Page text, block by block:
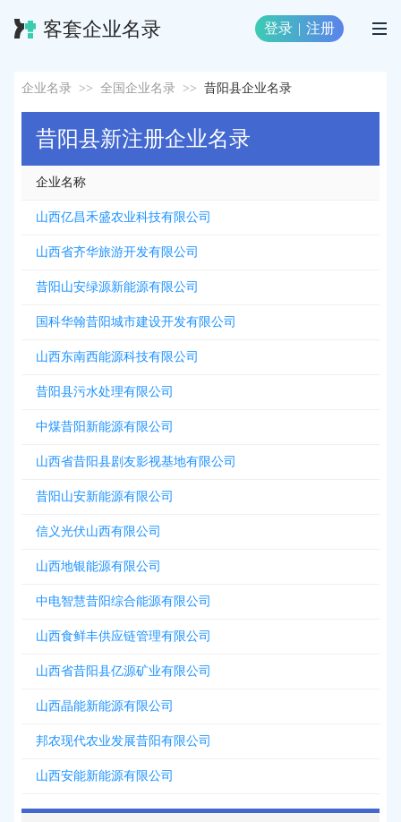
客套企业名录 登录 | 注册
企业名录 >> 全国企业名录 >> 昔阳县企业名录
昔阳县新注册企业名录
企业名称
山西亿昌禾盛农业科技有限公司
山西省齐华旅游开发有限公司
昔阳山安绿源新能源有限公司
国科华翰昔阳城市建设开发有限公司
山西东南西能源科技有限公司
昔阳县污水处理有限公司
中煤昔阳新能源有限公司
山西省昔阳县剧友影视基地有限公司
昔阳山安新能源有限公司
信义光伏山西有限公司
山西地银能源有限公司
中电智慧昔阳综合能源有限公司
山西食鲜丰供应链管理有限公司
山西省昔阳县亿源矿业有限公司
山西晶能新能源有限公司
邦农现代农业发展昔阳有限公司
山西安能新能源有限公司